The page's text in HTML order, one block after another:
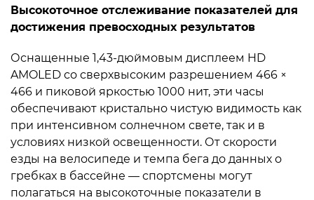
Высокоточное отслеживание показателей для
достижения превосходных результатов
Оснащенные 1,43-дюймовым дисплеем HD
AMOLED со сверхвысоким разрешением 466 ×
466 и пиковой яркостью 1000 нит, эти часы
обеспечивают кристально чистую видимость как
при интенсивном солнечном свете, так и в
условиях низкой освещенности. От скорости
езды на велосипеде и темпа бега до данных о
гребках в бассейне — спортсмены могут
полагаться на высокоточные показатели в